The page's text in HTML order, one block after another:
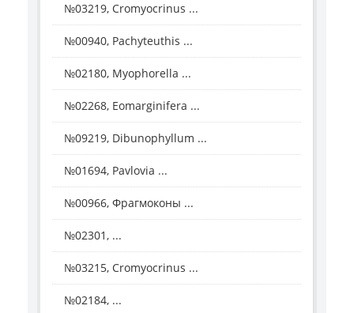
№03219, Cromyocrinus ...
№00940, Pachyteuthis ...
№02180, Myophorella ...
№02268, Eomarginifera ...
№09219, Dibunophyllum ...
№01694, Pavlovia ...
№00966, Фрагмоконы ...
№02301, ...
№03215, Cromyocrinus ...
№02184, ...